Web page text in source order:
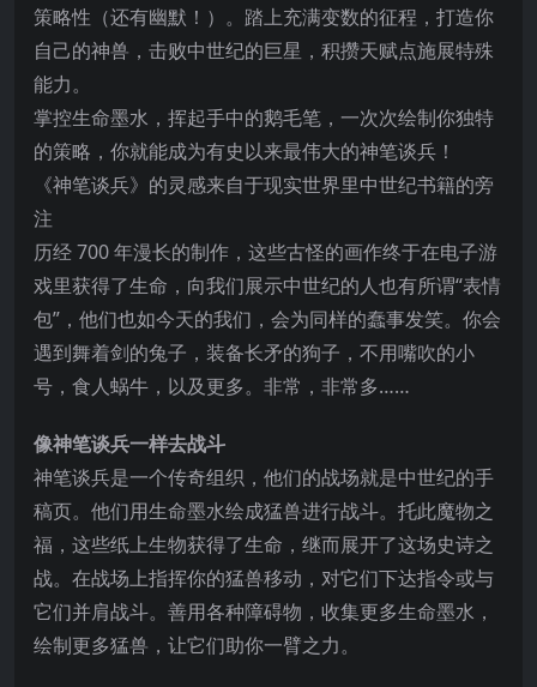
策略性（还有幽默！）。踏上充满变数的征程，打造你
自己的神兽，击败中世纪的巨星，积攒天赋点施展特殊
能力。
掌控生命墨水，挥起手中的鹅毛笔，一次次绘制你独特
的策略，你就能成为有史以来最伟大的神笔谈兵！
《神笔谈兵》的灵感来自于现实世界里中世纪书籍的旁
注
历经 700 年漫长的制作，这些古怪的画作终于在电子游
戏里获得了生命，向我们展示中世纪的人也有所谓“表情
包”，他们也如今天的我们，会为同样的蠢事发笑。你会
遇到舞着剑的兔子 ，装备长矛的狗子，不用嘴吹的小
号，食人蜗牛，以及更多。非常，非常多……
像神笔谈兵一样去战斗
神笔谈兵是一个传奇组织，他们的战场就是中世纪的手
稿页。他们用生命墨水绘成猛兽进行战斗。托此魔物之
福，这些纸上生物获得了生命，继而展开了这场史诗之
战。在战场上指挥你的猛兽移动，对它们下达指令或与
它们并肩战斗。善用各种障碍物，收集更多生命墨水，
绘制更多猛兽，让它们助你一臂之力。